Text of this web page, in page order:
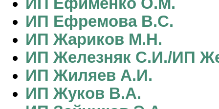
ИП Ефремова В.С.
ИП Жариков М.Н.
ИП Железняк С.И./ИП
ИП Жиляев А.И.
ИП Жуков В.А.